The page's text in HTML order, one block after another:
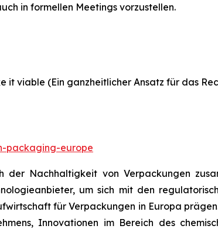
in formellen Meetings vorzustellen.
viable (Ein ganzheitlicher Ansatz für das
packaging-europe
Nachhaltigkeit von Verpackungen
um sich mit den
für Verpackungen in Europa
Innovationen im Bereich des